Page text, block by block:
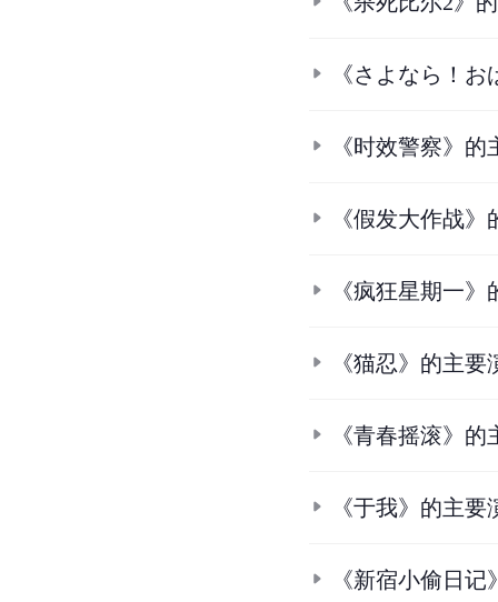
《さよなら！
《时效警察》的
《假发大作战
《疯狂星期一
《猫忍》的主要
《青春摇滚》的
《于我》的主要
《新宿小偷日